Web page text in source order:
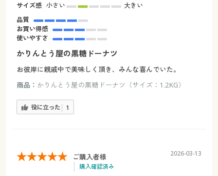
サイズ感 小さい
大きい
品質
お買い得感
使いやすさ
かりんとう屋の黒糖ドーナツ
お彼岸に親戚中で美味しく頂き、みんな喜んでいた。
商品： かりんとう屋の黒糖ドーナツ（サイズ：1.2KG）
役に立った 1
ご購入者様
購入確認済み
2026-03-13